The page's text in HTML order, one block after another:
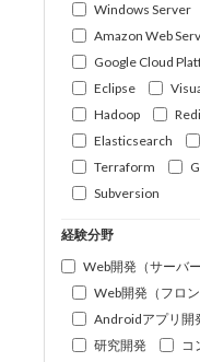
Windows Server
Amazon Web
Google Cloud
Eclipse
Hadoop
Elasticsearch
Terraform
Subversion
経験分野
Web開発（サーバ
Web開発（フロン
Androidアプリ開
研究開発
コ